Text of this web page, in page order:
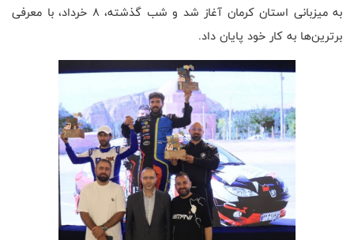
به میزبانی استان کرمان آغاز شد و شب گذشته، ۸ خرداد، با معرفی
برترین‌ها به کار خود پایان داد.